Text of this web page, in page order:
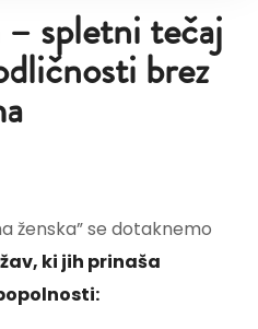
– spletni tečaj
brez
ženska” se dotaknemo
ki jih prinaša